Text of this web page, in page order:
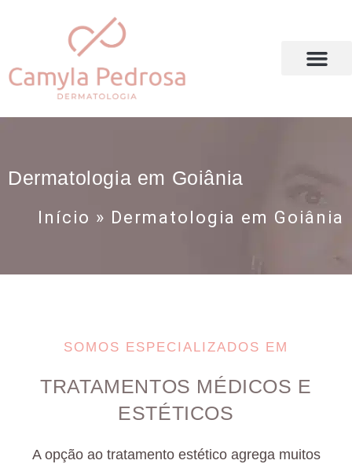
Dermatologia em Goiânia
Início » Dermatologia em Goiânia
SOMOS ESPECIALIZADOS EM
TRATAMENTOS MÉDICOS E
ESTÉTICOS
A opção ao tratamento estético agrega muitos